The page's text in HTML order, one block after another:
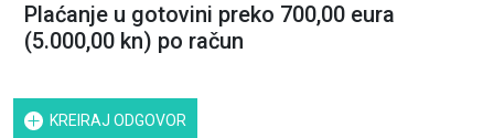
Plaćanje u gotovini preko 700,00 eura
(5.000,00 kn) po račun
KREIRAJ ODGOVOR